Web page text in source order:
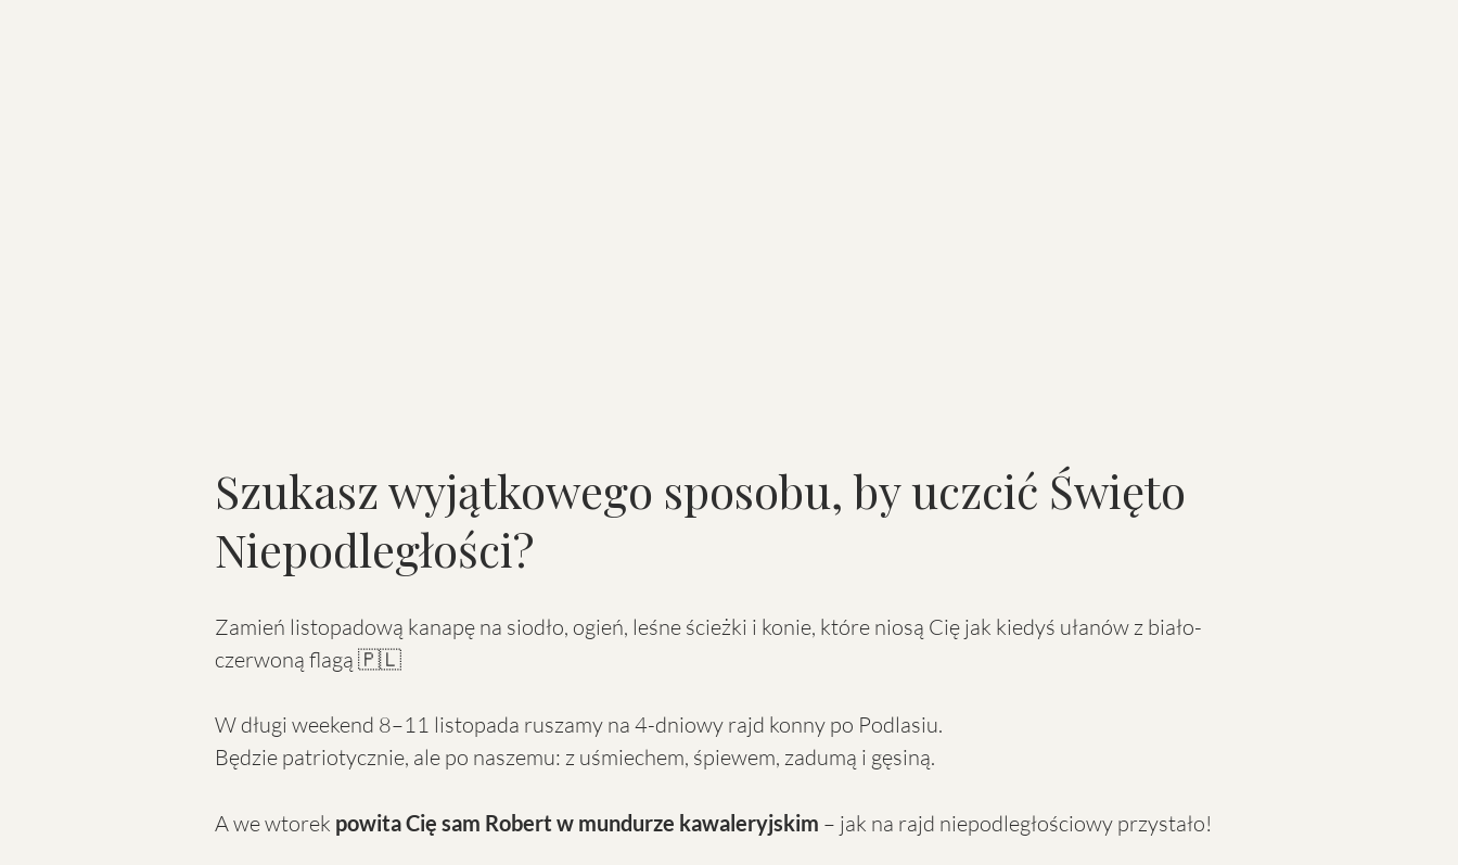
Szukasz wyjątkowego sposobu, by uczcić Święto
Niepodległości?
Zamień listopadową kanapę na siodło, ogień, leśne ścieżki i konie, które niosą Cię jak kiedyś ułanów z biało-
czerwoną flagą 🇵🇱
W długi weekend 8–11 listopada ruszamy na 4-dniowy rajd konny po Podlasiu.
Będzie patriotycznie, ale po naszemu: z uśmiechem, śpiewem, zadumą i gęsiną.
A we wtorek powita Cię sam Robert w mundurze kawaleryjskim – jak na rajd niepodległościowy przystało!​